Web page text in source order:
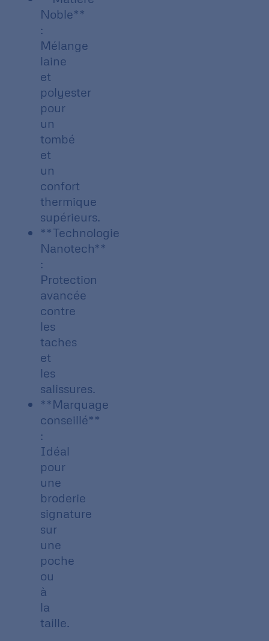
Noble**
:
Mélange
laine
et
polyester
pour
un
tombé
et
un
confort
thermique
supérieurs.
**Technologie
Nanotech**
:
Protection
avancée
contre
les
taches
et
les
salissures.
**Marquage
conseillé**
:
Idéal
pour
une
broderie
signature
sur
une
poche
ou
à
la
taille.